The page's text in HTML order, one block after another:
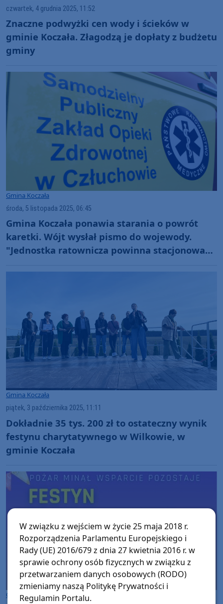
czwartek, 4 grudnia 2025, 11:52
Znaczne podwyżki cen wody i ścieków w
gminie Koczała. Złagodzą je dopłaty z budżetu
gminy
Gmina Koczała
środa, 5 listopada 2025, 06:45
Gmina Koczała ponawia starania o powrót
karetki. Wójt wysłał pismo do wojewody.
"Jednostka ratownicza powinna stacjonować
Gmina Koczała
piątek, 3 października 2025, 11:11
Dokładnie 35 tys. 200 zł to ostateczny wynik
festynu charytatywnego w Wilkowie, w
gminie Koczała
Gmina Koczała
W związku z wejściem w życie 25 maja 2018 r.
Rozporządzenia Parlamentu Europejskiego i
Rady (UE) 2016/679 z dnia 27 kwietnia 2016 r. w
sprawie ochrony osób fizycznych w związku z
przetwarzaniem danych osobowych (RODO)
zmieniamy naszą Politykę Prywatności i
Regulamin Portalu.